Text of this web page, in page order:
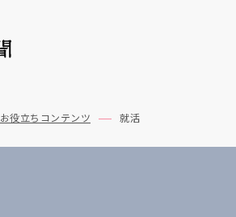
お役立ちコンテンツ 就活